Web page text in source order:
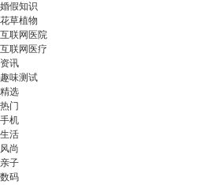
婚假知识
花草植物
互联网医院
互联网医疗
资讯
趣味测试
精选
热门
手机
生活
风尚
亲子
数码